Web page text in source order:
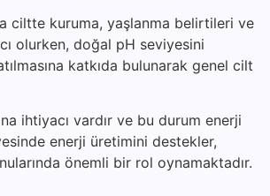
ciltte kuruma, yaşlanma belirtileri ve
olurken, doğal pH seviyesini
katkıda bulunarak genel cilt
ihtiyacı vardır ve bu durum enerji
enerji üretimini destekler,
önemli bir rol oynamaktadır.